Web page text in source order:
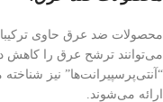
محصولات ضد عرق حاوی ترکیبات
می‌توانند ترشح عرق را کاهش
“آنتی‌پرسپیرانت‌ها” نیز
ارائه می‌شوند.